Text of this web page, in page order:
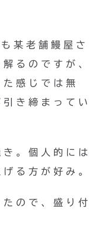
某老舗鰻屋さ
るのですが、
感じでは無
き締まってい
。個人的には
る方が好み。
ので、盛り付